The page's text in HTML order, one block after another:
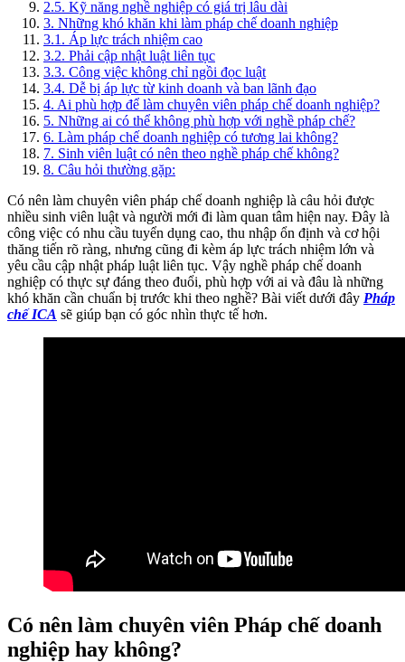
2.5. Kỹ năng nghề nghiệp có giá trị lâu dài
3. Những khó khăn khi làm pháp chế doanh nghiệp
3.1 . Áp lực trách nhiệm cao
3.2. Phải cập nhật luật liên tục
3.3. Công việc không chỉ ngồi đọc luật
3.4. Dễ bị áp lực từ kinh doanh và ban lãnh đạo
4. Ai phù hợp để làm chuyên viên pháp chế doanh nghiệp?
5. Những ai có thể không phù hợp với nghề pháp chế?
6. Làm pháp chế doanh nghiệp có tương lai không?
7. Sinh viên luật có nên theo nghề pháp chế không?
8. Câu hỏi thường gặp:
Có nên làm chuyên viên pháp chế doanh nghiệp là câu hỏi được
nhiều sinh viên luật và người mới đi làm quan tâm hiện nay. Đây là
công việc có nhu cầu tuyển dụng cao, thu nhập ổn định và cơ hội
thăng tiến rõ ràng, nhưng cũng đi kèm áp lực trách nhiệm lớn và
yêu cầu cập nhật pháp luật liên tục. Vậy nghề pháp chế doanh
nghiệp có thực sự đáng theo đuổi, phù hợp với ai và đâu là những
khó khăn cần chuẩn bị trước khi theo nghề? Bài viết dưới đây Pháp
chế ICA sẽ giúp bạn có góc nhìn thực tế hơn.
Có nên làm chuyên viên Pháp chế doanh
nghiệp hay không?